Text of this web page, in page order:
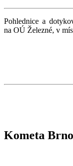
Pohlednice a
na OÚ Železné, v
Kometa Brno